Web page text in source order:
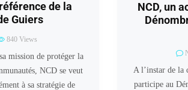
de la
Guiers
840 Views
mission de protéger la
NCD se veut
à sa stratégie de
NCD, un
A l’instar de la
participe au